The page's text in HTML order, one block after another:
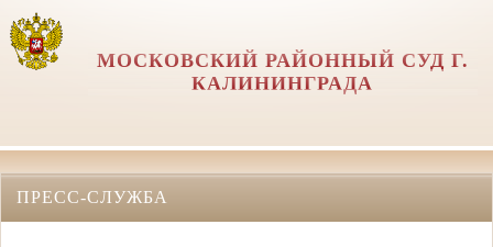
МОСКОВСКИЙ РАЙОННЫЙ СУД Г.
КАЛИНИНГРАДА
ПРЕСС-СЛУЖБА